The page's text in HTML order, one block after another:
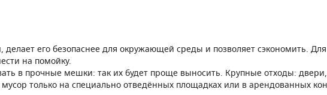
делает его безопаснее для окружающей среды и позволяет сэкономить.
на помойку.
в прочные мешки: так их будет проще выносить. Крупные отходы:
только на специально отведённых площадках или в арендованных